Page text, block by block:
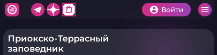
shopping_bag Войти
Приокско-Террасный
заповедник